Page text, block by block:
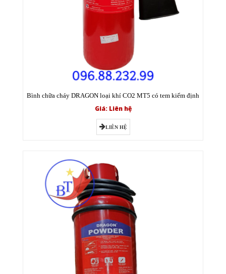
Bình chữa cháy DRAGON loại khí CO2 MT5 có tem kiểm định
Giá: Liên hệ
LIÊN HỆ